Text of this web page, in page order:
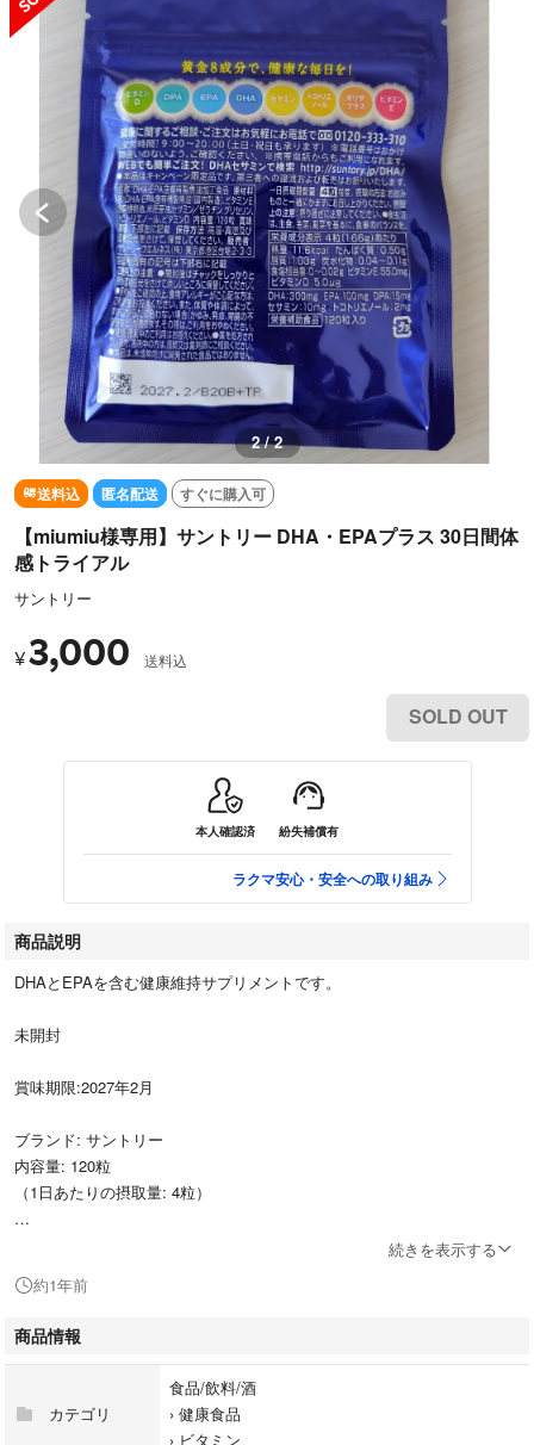
2 / 2
送料込 匿名配送 すぐに購入可
【miumiu様専用】サントリー DHA・EPAプラス 30日間体
感トライアル
サントリー
¥3,000 送料込
SOLD OUT
本人確認済 紛失補償有
ラクマ安心・安全への取り組み
商品説明
DHAとEPAを含む健康維持サプリメントです。
未開封
賞味期限:2027年2月
ブランド: サントリー
内容量: 120粒
（1日あたりの摂取量: 4粒）
発送は防水対策を行い、簡易包装となります。発送中の破損トラブルはご
了承下さい。
※他のフリマサイトにも出品しているため、売れた場合には削除させてい
ただきます。
続きを表示する
約1年前
商品情報
カテゴリ
食品/飲料/酒
› 健康食品
› ビタミン